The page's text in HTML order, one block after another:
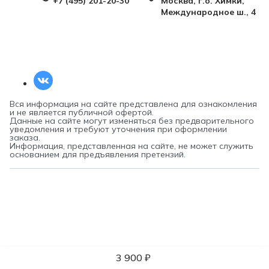
3 900 ₽
Международное ш., 4
Вся информация на сайте представлена для ознакомления
и не является публичной офертой.
Данные на сайте могут изменяться без предварительного
уведомления и требуют уточнения при оформлении
заказа.
Информация, представленная на сайте, не может служить
основанием для предъявления претензий.